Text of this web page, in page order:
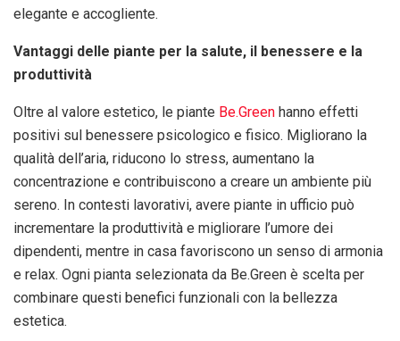
elegante e accogliente.
Vantaggi delle piante per la salute, il benessere e la
produttività
Oltre al valore estetico, le piante Be.Green hanno effetti
positivi sul benessere psicologico e fisico. Migliorano la
qualità dell’aria, riducono lo stress, aumentano la
concentrazione e contribuiscono a creare un ambiente più
sereno. In contesti lavorativi, avere piante in ufficio può
incrementare la produttività e migliorare l’umore dei
dipendenti, mentre in casa favoriscono un senso di armonia
e relax. Ogni pianta selezionata da Be.Green è scelta per
combinare questi benefici funzionali con la bellezza
estetica.